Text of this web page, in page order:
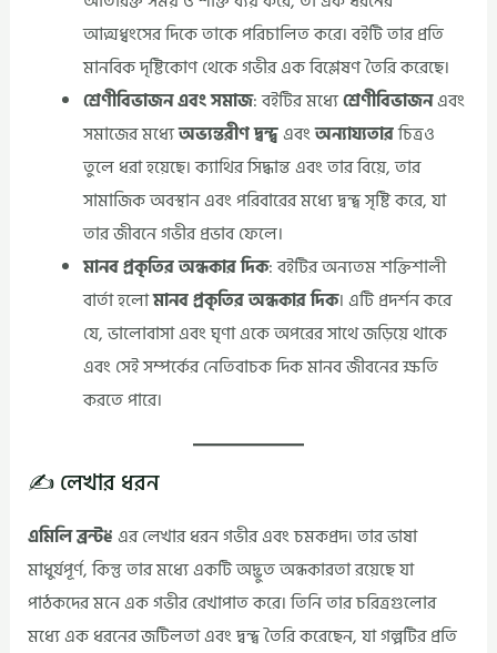
আত্মধ্বংসের দিকে তাকে পরিচালিত করে। বইটি তার প্রতি
মানবিক দৃষ্টিকোণ থেকে গভীর এক বিশ্লেষণ তৈরি করেছে।
শ্রেণীবিভাজন এবং সমাজ: বইটির মধ্যেশ্রেণীবিভাজনএবং
সমাজের মধ্যেঅভ্যন্তরীণ দ্বন্দ্বএবংঅন্যায্যতারচিত্রও
তুলে ধরা হয়েছে। ক্যাথির সিদ্ধান্ত এবং তার বিয়ে, তার
সামাজিক অবস্থান এবং পরিবারের মধ্যে দ্বন্দ্ব সৃষ্টি করে, যা
তার জীবনে গভীর প্রভাব ফেলে।
মানব প্রকৃতির অন্ধকার দিক: বইটির অন্যতম শক্তিশালী
বার্তা হলোমানব প্রকৃতির অন্ধকার দিক। এটি প্রদর্শন করে
যে, ভালোবাসা এবং ঘৃণা একে অপরের সাথে জড়িয়ে থাকে
এবং সেই সম্পর্কের নেতিবাচক দিক মানব জীবনের ক্ষতি
করতে পারে।
✍️ লেখার ধরন
এমিলি ব্রন্টëএর লেখার ধরন গভীর এবং চমকপ্রদ। তার ভাষা
মাধুর্যপূর্ণ, কিন্তু তার মধ্যে একটি অদ্ভুত অন্ধকারতা রয়েছে যা
পাঠকদের মনে এক গভীর রেখাপাত করে। তিনি তার চরিত্রগুলোর
মধ্যে এক ধরনের জটিলতা এবং দ্বন্দ্ব তৈরি করেছেন, যা গল্পটির প্রতি